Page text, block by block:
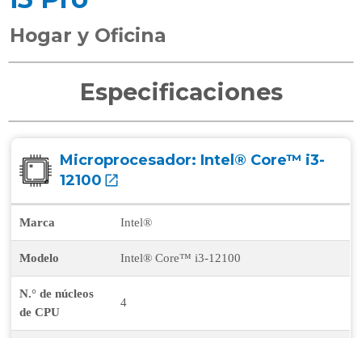
Hogar y Oficina
Especificaciones
Microprocesador: Intel® Core™ i3-
12100
Marca Intel®
Modelo Intel® Core™ i3-12100
N.° de núcleos
de CPU
4